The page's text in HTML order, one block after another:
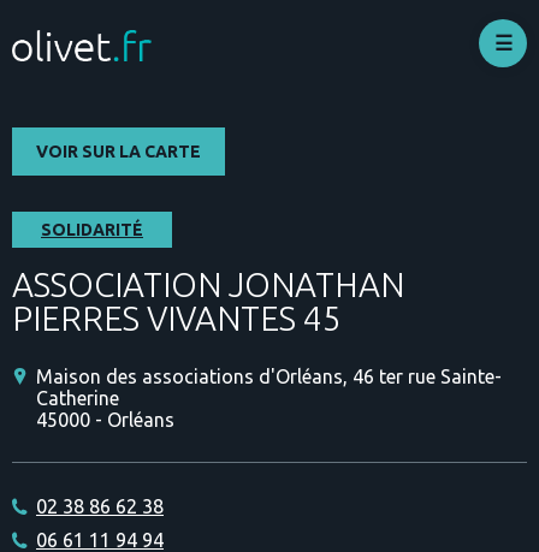
contenu
principal
VOIR SUR LA CARTE
SOLIDARITÉ
ASSOCIATION JONATHAN
PIERRES VIVANTES 45
Maison des associations d'Orléans, 46 ter rue Sainte-
Catherine
45000 - Orléans
02 38 86 62 38
06 61 11 94 94